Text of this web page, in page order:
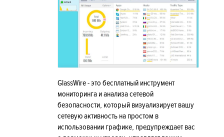
GlassWire - это бесплатный инструмент
мониторинга и анализа сетевой
безопасности, который визуализирует вашу
сетевую активность на простом в
использовании графике, предупреждает вас